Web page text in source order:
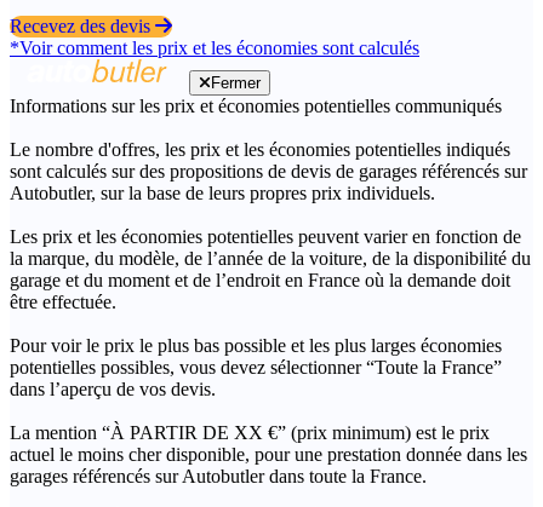
Recevez des devis
*Voir comment les prix et les économies sont calculés
Fermer
Informations sur les prix et économies potentielles communiqués
Le nombre d'offres, les prix et les économies potentielles indiqués
sont calculés sur des propositions de devis de garages référencés sur
Autobutler, sur la base de leurs propres prix individuels.
Les prix et les économies potentielles peuvent varier en fonction de
la marque, du modèle, de l’année de la voiture, de la disponibilité du
garage et du moment et de l’endroit en France où la demande doit
être effectuée.
Pour voir le prix le plus bas possible et les plus larges économies
potentielles possibles, vous devez sélectionner “Toute la France”
dans l’aperçu de vos devis.
La mention “À PARTIR DE XX €” (prix minimum) est le prix
actuel le moins cher disponible, pour une prestation donnée dans les
garages référencés sur Autobutler dans toute la France.